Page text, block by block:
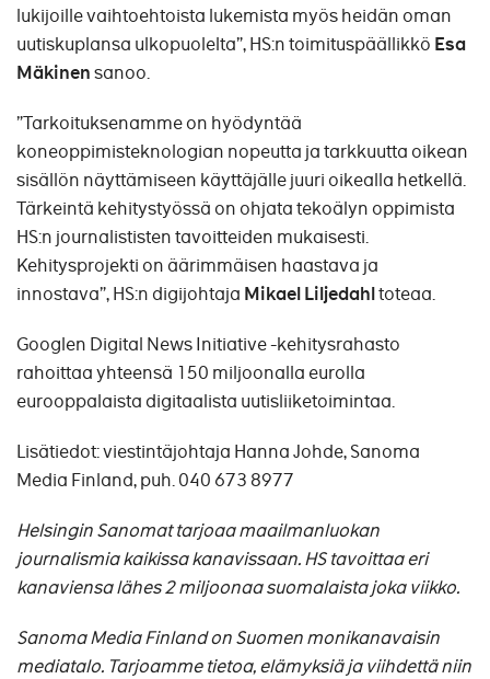
lukijoille vaihtoehtoista lukemista myös heidän oman
uutiskuplansa ulkopuolelta”, HS:n toimituspäällikkö Esa
Mäkinensanoo.
”Tarkoituksenamme on hyödyntää
koneoppimisteknologian nopeutta ja tarkkuutta oikean
sisällön näyttämiseen käyttäjälle juuri oikealla hetkellä.
Tärkeintä kehitystyössä on ohjata tekoälyn oppimista
HS:n journalististen tavoitteiden mukaisesti.
Kehitysprojekti on äärimmäisen haastava ja
innostava”, HS:n digijohtaja Mikael Liljedahltoteaa.
Googlen Digital News Initiative -kehitysrahasto
rahoittaa yhteensä 150 miljoonalla eurolla
eurooppalaista digitaalista uutisliiketoimintaa.
Lisätiedot: viestintäjohtaja Hanna Johde, Sanoma
Media Finland, puh. 040 673 8977
Helsingin Sanomat tarjoaa maailmanluokan
journalismia kaikissa kanavissaan. HS tavoittaa eri
kanaviensa lähes 2 miljoonaa suomalaista joka viikko.
Sanoma Media Finland on Suomen monikanavaisin
mediatalo. Tarjoamme tietoa, elämyksiä ja viihdettä niin